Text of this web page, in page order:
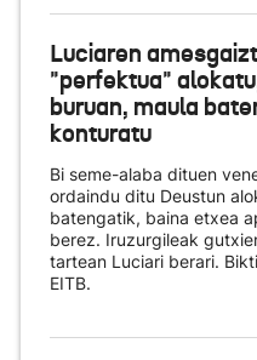
Luciaren
"perfektua"
buruan, maula
konturatu
Bi seme-alaba dituen
ordaindu ditu Deustun
batengatik, baina etxea
berez. Iruzurgileak
tartean Luciari berari.
EITB.